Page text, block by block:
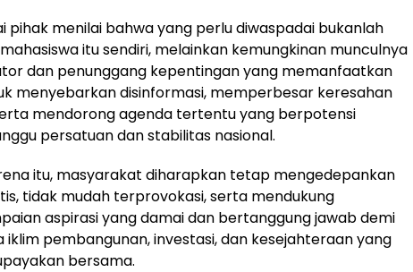
pihak menilai bahwa yang perlu diwaspadai bukanlah
itu sendiri, melainkan kemungkinan munculnya
dan penunggang kepentingan yang memanfaatkan
menyebarkan disinformasi, memperbesar keresahan
mendorong agenda tertentu yang berpotensi
persatuan dan stabilitas nasional.
itu, masyarakat diharapkan tetap mengedepankan
tidak mudah terprovokasi, serta mendukung
aspirasi yang damai dan bertanggung jawab demi
iklim pembangunan, investasi, dan kesejahteraan yang
bersama.